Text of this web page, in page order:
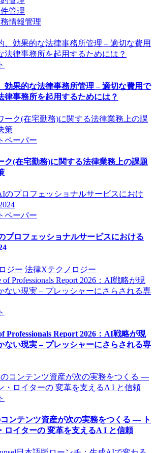
管理
情報管理
効果的な法律事務所管理 – 適切な費用で
律事務所を起用するためには？
ペーパー
ク(在宅勤務)に関する法律業務上の課題
ペーパー
プロフェッショナルサービスにおける
ジー 法律Xテクノロジー
Professionals Report 2026：AI戦略が現
ない現実 – プレッシャーにさらされる専
コンテンツ資産が次の実務をつくる ― ト
ロイターの 変革を支えるA I と信頼